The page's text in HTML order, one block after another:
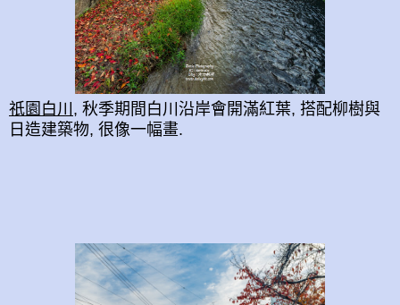
祇園白川 , 秋季期間白川沿岸會開滿紅葉, 搭配柳樹與
日造建築物, 很像一幅畫.